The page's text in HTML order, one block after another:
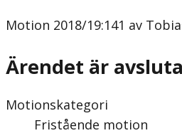
Motion 2018/19:141 av
Ärendet är
Motionskategori
Fristående motion